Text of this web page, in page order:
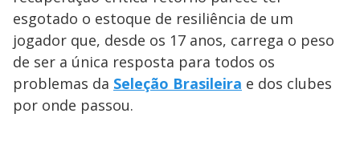
esgotado o estoque de resiliência de um
jogador que, desde os 17 anos, carrega o peso
de ser a única resposta para todos os
problemas da Seleção Brasileira e dos clubes
por onde passou.